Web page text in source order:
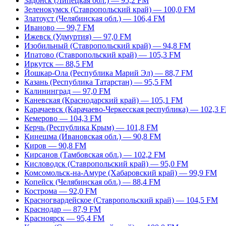
Зеленокумск (Ставропольский край) — 100,0 FM
Златоуст (Челябинская обл.) — 106,4 FM
Иваново — 99,7 FM
Ижевск (Удмуртия) — 97,0 FM
Изобильный (Ставропольский край) — 94,8 FM
Ипатово (Ставропольский край) — 105,3 FM
Иркутск — 88,5 FM
Йошкар-Ола (Республика Марий Эл) — 88,7 FM
Казань (Республика Татарстан) — 95,5 FM
Калининград — 97,0 FM
Каневская (Краснодарский край) — 105,1 FM
Карачаевск (Карачаево-Черкесская республика) — 102,3
Кемерово — 104,3 FM
Керчь (Республика Крым) — 101,8 FM
Кинешма (Ивановская обл.) — 90,8 FM
Киров — 90,8 FM
Кирсанов (Тамбовская обл.) — 102,2 FM
Кисловодск (Ставропольский край) — 95,0 FM
Комсомольск-на-Амуре (Хабаровский край) — 99,9 FM
Копейск (Челябинская обл.) — 88,4 FM
Кострома — 92,0 FM
Красногвардейское (Ставропольский край) — 104,5 FM
Краснодар — 87,9 FM
Красноярск — 95,4 FM